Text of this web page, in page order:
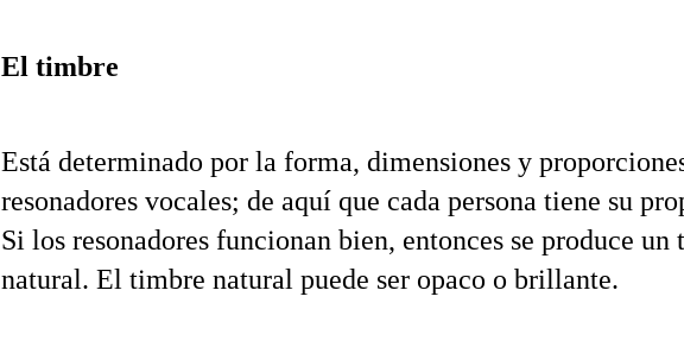
El timbre
Está determinado por la forma, dimensiones y
resonadores vocales; de aquí que cada persona tiene su
Si los resonadores funcionan bien, entonces se produce un
natural. El timbre natural puede ser opaco o brillante.